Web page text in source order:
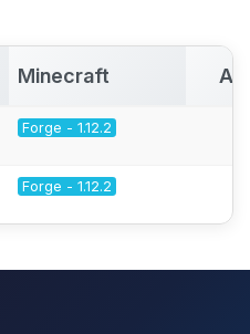
Minecraft
Forge - 1.12.2
Forge - 1.12.2